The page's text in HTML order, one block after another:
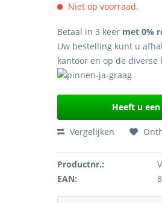
Niet op voorraad.
Betaal in 3 keer met 0%
Uw bestelling kunt u
kantoor en op de
Heeft u
Vergelijken
Productnr.:
EAN: